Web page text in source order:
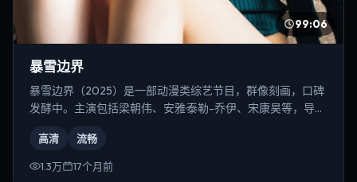
99:06
暴雪边界
暴雪边界（2025）是一部动漫类综艺节目，群像刻画，口碑
发酵中。主演包括梁朝伟、安雅·泰勒-乔伊、宋康昊等，导演
高清 流畅
1.3万 17个月前